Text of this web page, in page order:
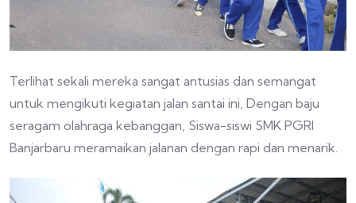
Terlihat sekali mereka sangat antusias dan semangat
untuk mengikuti kegiatan jalan santai ini, Dengan baju
seragam olahraga kebanggan, Siswa-siswi SMK PGRI
Banjarbaru meramaikan jalanan dengan rapi dan menarik.